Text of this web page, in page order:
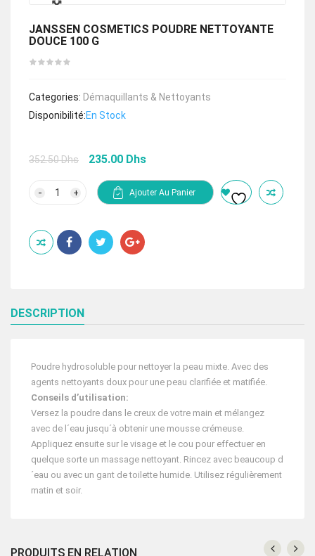
JANSSEN COSMETICS POUDRE NETTOYANTE
DOUCE 100 G
Categories: Démaquillants & Nettoyants
Disponibilité:En Stock
352.50Dhs
Le
initial
était :
235.00 Dhs
est :
POUDRE
NETTOYANTE
DOUCE
Ajouter Au Panier
DESCRIPTION
Poudre hydrosoluble pour nettoyer la peau mixte. Avec des
agents nettoyants doux pour une peau clarifiée et matifiée.
Conseils d’utilisation:
Versez la poudre dans le creux de votre main et mélangez
avec de l´eau jusqu´à obtenir une mousse crémeuse.
Appliquez ensuite sur le visage et le cou pour effectuer en
quelque sorte un massage nettoyant. Rincez avec beaucoup d
´eau ou avec un gant de toilette humide. Utilisez régulièrement
matin et soir.
PRODUITS EN RELATION